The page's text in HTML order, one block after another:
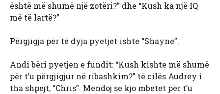
është më shumë një zotëri?” dhe “Kush ka një IQ
më të lartë?”
Përgjigja për të dyja pyetjet ishte “Shayne”.
Andi bëri pyetjen e fundit: “Kush kishte më shumë
për t’u përgjigjur në ribashkim?” të cilës Audrey i
tha shpejt, “Chris”. Mendoj se kjo mbetet për t’u